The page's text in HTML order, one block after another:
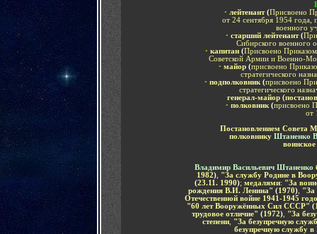
• лейтенант (Присвоено
от 24 сентября1954 года,
военного
• старший лейтенант(
Сибирского военного
• капитан (Присвоено Приказом
Советской Армии и Военно-
• майор (присвоено
стратегического
• подполковник (присвоено
стратегического
генерал-майор
• полковник (присвоено
от
Постановлением Совета
полковникуШтаненко
Владимир Васильевич Штаненко
1982), "За службу Родине в
(23.11. 1990); медалями: "За
рождения В.И. Ленина" (1970),
"За
Отечественной войне 1941-1945
"60 лет Вооружённых Сил СССР" (
трудовое отличие" (1972)
"За
степени
"За безупречную
безупречную службу